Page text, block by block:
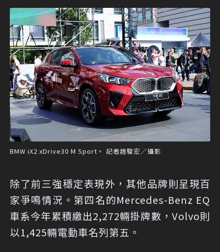
BMW iX2 xDrive30 M Sport。 記者趙駿宏／攝影
除了前三強穩定表現外，其他品牌則呈現百
家爭鳴情況。第四名的Mercedes-Benz EQ
車系今年累積繳出2,272輛掛牌數，Volvo則
以1,425輛電動車名列第五。